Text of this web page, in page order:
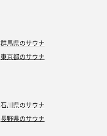
群馬県のサウナ
東京都のサウナ
石川県のサウナ
長野県のサウナ